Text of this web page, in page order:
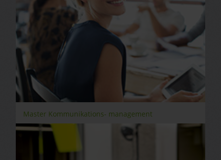
Master Kommunikations- management